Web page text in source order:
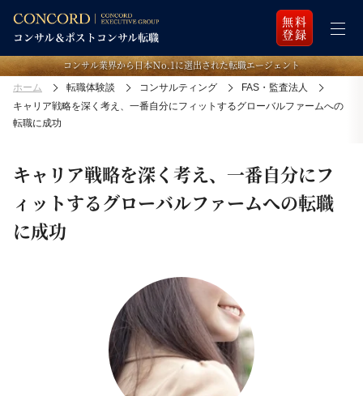
無料
登録
コンサル業界から日本Ｎo.1に選出された転職エージェント
ホーム 転職体験談 コンサルティング
FAS・監査法人
キャリア戦略を深く考え、一番自分にフィットするグローバルファームへの
転職に成功
キャリア戦略を深く考え、一番自分にフ
ィットするグローバルファームへの転職
に成功